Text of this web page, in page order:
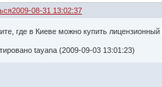
2009-08-31 13:02:37
где в Киеве можно купить
tayana (2009-09-03 13:01:23)